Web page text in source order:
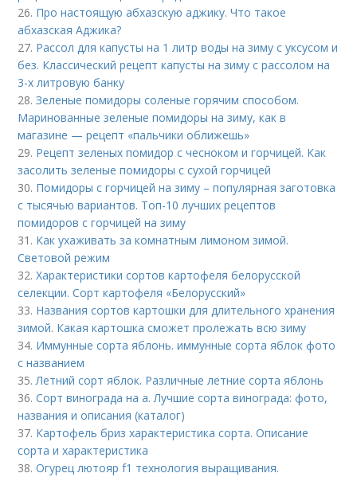
26. Про настоящую абхазскую аджику. Что такое
абхазская Аджика?
27. Рассол для капусты на 1 литр воды на зиму с уксусом и
без. Классический рецепт капусты на зиму с рассолом на
3-х литровую банку
28.Зеленые помидоры соленые горячим способом.
Маринованные зеленые помидоры на зиму, как в
магазине — рецепт «пальчики оближешь»
29. Рецепт зеленых помидор с чесноком и горчицей. Как
засолить зеленые помидоры с сухой горчицей
30. Помидоры с горчицей на зиму – популярная заготовка
с тысячью вариантов. Топ-10 лучших рецептов
помидоров с горчицей на зиму
31. Как ухаживать за комнатным лимоном зимой.
Световой режим
32.Характеристики сортов картофеля белорусской
селекции. Сорт картофеля «Белорусский»
33. Названия сортов картошки для длительного хранения
зимой. Какая картошка сможет пролежать всю зиму
34. Иммунные сорта яблонь. иммунные сорта яблок фото
с названием
35.Летний сорт яблок. Различные летние сорта яблонь
36.Сорт винограда на а. Лучшие сорта винограда: фото,
названия и описания (каталог)
37. Картофель бриз характеристика сорта. Описание
сорта и характеристика
38.Огурец лютояр f1 технология выращивания.